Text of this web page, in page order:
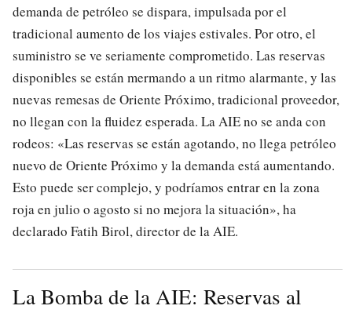
demanda de petróleo se dispara, impulsada por el
tradicional aumento de los viajes estivales. Por otro, el
suministro se ve seriamente comprometido. Las reservas
disponibles se están mermando a un ritmo alarmante, y las
nuevas remesas de Oriente Próximo, tradicional proveedor,
no llegan con la fluidez esperada. La AIE no se anda con
rodeos: «Las reservas se están agotando, no llega petróleo
nuevo de Oriente Próximo y la demanda está aumentando.
Esto puede ser complejo, y podríamos entrar en la zona
roja en julio o agosto si no mejora la situación», ha
declarado Fatih Birol, director de la AIE.
La Bomba de la AIE: Reservas al